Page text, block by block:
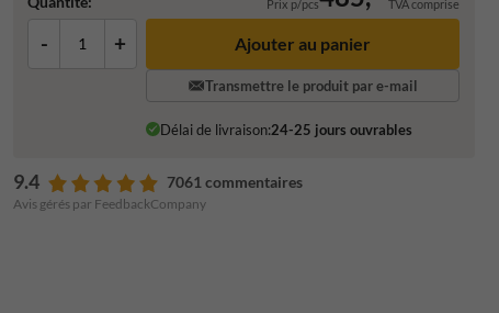
Prix p/pcs TVA comprise
- + Ajouter au panier
Transmettre le produit par e-mail
Délai de livraison:24-25 jours ouvrables
9.4 7061 commentaires
Avis gérés par FeedbackCompany